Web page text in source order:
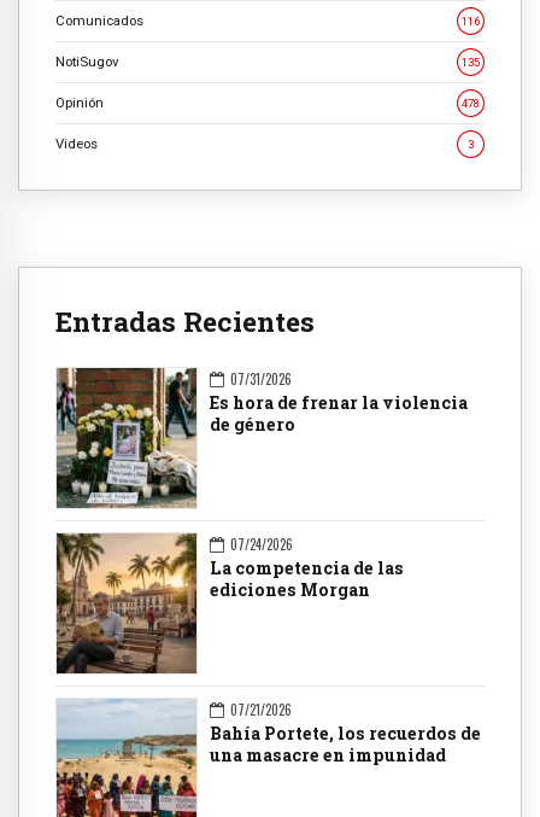
Comunicados 116
NotiSugov 135
Opinión 478
Videos 3
Entradas Recientes
07/31/2026
Es hora de frenar la violencia
de género
07/24/2026
La competencia de las
ediciones Morgan
07/21/2026
Bahía Portete, los recuerdos de
una masacre en impunidad